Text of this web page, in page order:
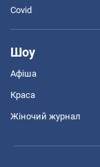
Covid
Шоу
Афіша
Краса
Жіночий журнал